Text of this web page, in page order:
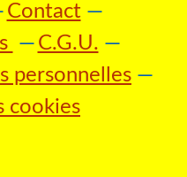
Contact
C.G.U.
personnelles
cookies